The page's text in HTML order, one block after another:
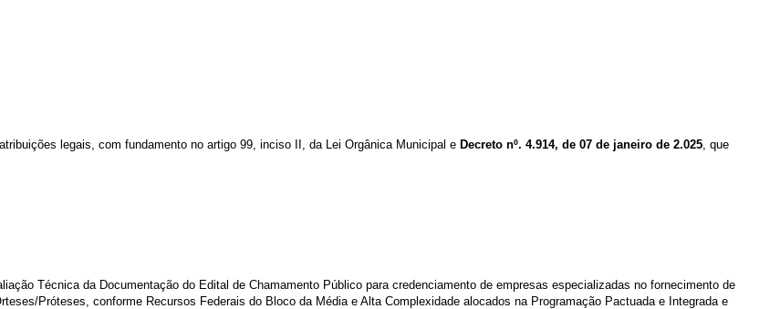
legais, com fundamento no artigo 99, inciso II, da Lei Orgânica Municipal e Decreto nº. 4.914, de 07 de janeiro de 2.025 , que
Técnica da Documentação do Edital de Chamamento Público para credenciamento de empresas especializadas no fornecimento de
Próteses, conforme Recursos Federais do Bloco da Média e Alta Complexidade alocados na Programação Pactuada e Integrada e